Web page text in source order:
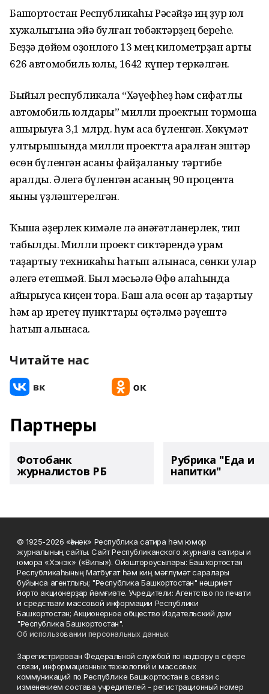
Башҡортостан Республикаһы Рәсәйҙә иң ҙур юл
хужалығына эйә булған төбәктәрҙең береһе.
Беҙҙә дөйөм оҙонлоғо 13 мең километрҙан артыҡ
626 автомобиль юлы, 1642 күпер теркәлгән.
Быйыл республикала “Хәүефһеҙ һәм сифатлы
автомобиль юлдары” милли проектын тормошҡа
ашырыуға 3,1 млрд. һум аҡса бүленгән. Хөкүмәт
ултырышында милли проектта ҡаралған эштәр
өсөн бүленгән аҡсаны файҙаланыу тәртибе
ҡаралды. Әлегә бүленгән аҡсаның 90 процентҡа
яҡыны үҙләштерелгән.
Ҡышҡа әҙерлек кимәле лә ҡәнәғәтләнерлек, тип
табылды. Милли проект сиктәрендә урам
таҙартыу техникаһы һатып алынасаҡ, сөнки улар
әлегә етешмәй. Был мәсьәлә Өфө ҡалаһында
айырыуса киҫен тора. Баш ҡала өсөн ҡар таҙартыу
һәм ҡар иретеү пункттары өҫтәлмә рәүештә
һатып алынасаҡ.
Читайте нас
Партнеры
Фотобанк
журналистов РБ
Рубрика "Еда и
напитки"
© 1925-2026 «Һәнәк» Республика сатира һәм юмор
журналының сайты. Сайт Республиканского журнала сатиры и
юмора «Хэнэк» («Вилы»). Ойоштороусылары: Башҡортостан
Республикаһының Матбуғат һәм киң мәғлүмәт саралары
буйынса агентлығы; "Республика Башкортостан" нәшриәт
йорто акционерҙар йәмғиәте. Учредители: Агентство по печати
и средствам массовой информации Республики
Башкортостан; Акционерное общество Издательский дом
"Республика Башкортостан".
Об использовании персональных данных
Зарегистрирован Федеральной службой по надзору в сфере
связи, информационных технологий и массовых
коммуникаций по Республике Башкортостан в связи с
изменением состава учредителей - регистрационный номер